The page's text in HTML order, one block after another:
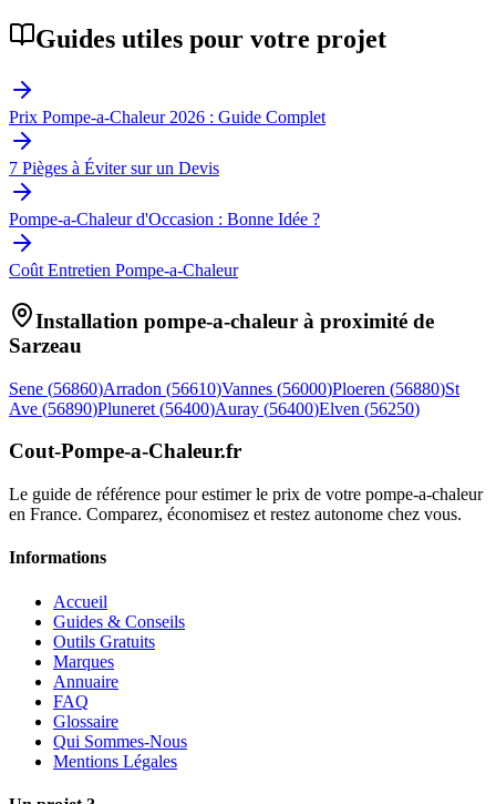
Guides utiles pour votre projet
Prix Pompe-a-Chaleur 2026 : Guide Complet
7 Pièges à Éviter sur un Devis
Pompe-a-Chaleur d'Occasion : Bonne Idée ?
Coût Entretien Pompe-a-Chaleur
Installation pompe-a-chaleur à proximité de
Sarzeau
Sene (56860)Arradon (56610)Vannes (56000)Ploeren (56880)St
Ave (56890)Pluneret (56400)Auray (56400)Elven (56250)
Cout-Pompe-a-Chaleur.fr
Le guide de référence pour estimer le prix de votre pompe-a-chaleur
en France. Comparez, économisez et restez autonome chez vous.
Informations
Accueil
Guides & Conseils
Outils Gratuits
Marques
Annuaire
FAQ
Glossaire
Qui Sommes-Nous
Mentions Légales